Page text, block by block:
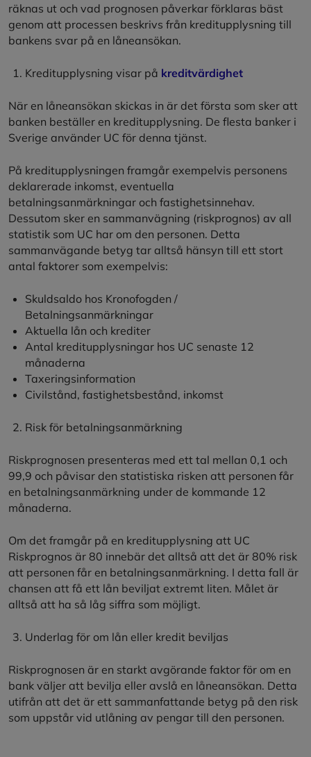
räknas ut och vad prognosen påverkar förklaras bäst
genom att processen beskrivs från kreditupplysning till
bankens svar på en låneansökan.
Kreditupplysning visar på kreditvärdighet
När en låneansökan skickas in är det första som sker att
banken beställer en kreditupplysning. De flesta banker i
Sverige använder UC för denna tjänst.
På kreditupplysningen framgår exempelvis personens
deklarerade inkomst, eventuella
betalningsanmärkningar och fastighetsinnehav.
Dessutom sker en sammanvägning (riskprognos) av all
statistik som UC har om den personen. Detta
sammanvägande betyg tar alltså hänsyn till ett stort
antal faktorer som exempelvis:
Skuldsaldo hos Kronofogden /
Betalningsanmärkningar
Aktuella lån och krediter
Antal kreditupplysningar hos UC senaste 12
månaderna
Taxeringsinformation
Civilstånd, fastighetsbestånd, inkomst
Risk för betalningsanmärkning
Riskprognosen presenteras med ett tal mellan 0,1 och
99,9 och påvisar den statistiska risken att personen får
en betalningsanmärkning under de kommande 12
månaderna.
Om det framgår på en kreditupplysning att UC
Riskprognos är 80 innebär det alltså att det är 80% risk
att personen får en betalningsanmärkning. I detta fall är
chansen att få ett lån beviljat extremt liten. Målet är
alltså att ha så låg siffra som möjligt.
Underlag för om lån eller kredit beviljas
Riskprognosen är en starkt avgörande faktor för om en
bank väljer att bevilja eller avslå en låneansökan. Detta
utifrån att det är ett sammanfattande betyg på den risk
som uppstår vid utlåning av pengar till den personen.